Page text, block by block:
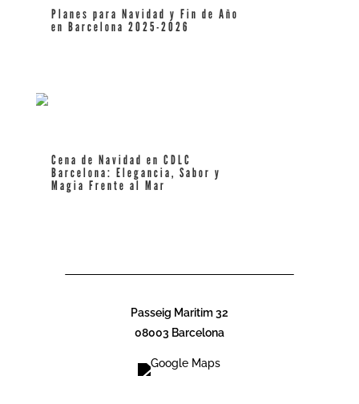
Planes para Navidad y Fin de Año
en Barcelona 2025-2026
Cena de Navidad en CDLC
Barcelona: Elegancia, Sabor y
Magia Frente al Mar
Passeig Maritim 32
08003 Barcelona